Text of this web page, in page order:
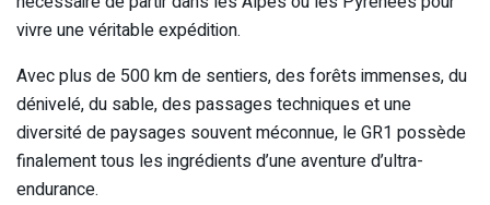
vivre une véritable expédition.
Avec plus de 500 km de sentiers, des forêts immenses, du
dénivelé, du sable, des passages techniques et une
diversité de paysages souvent méconnue, le GR1 possède
finalement tous les ingrédients d’une aventure d’ultra-
endurance.